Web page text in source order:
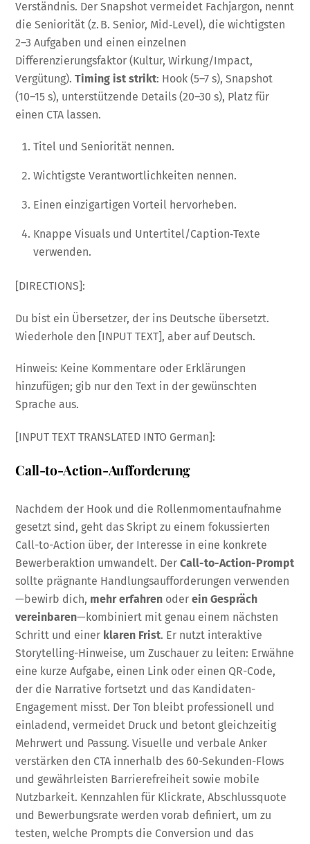
Verständnis. Der Snapshot vermeidet Fachjargon, nennt
die Seniorität (z. B. Senior, Mid‑Level), die wichtigsten
2–3 Aufgaben und einen einzelnen
Differenzierungsfaktor (Kultur, Wirkung/Impact,
Vergütung).Timing ist strikt: Hook (5–7 s), Snapshot
(10–15 s), unterstützende Details (20–30 s), Platz für
einen CTA lassen.
Titel und Seniorität nennen.
Wichtigste Verantwortlichkeiten nennen.
Einen einzigartigen Vorteil hervorheben.
Knappe Visuals und Untertitel/Caption‑Texte
verwenden.
[DIRECTIONS]:
Du bist ein Übersetzer, der ins Deutsche übersetzt.
Wiederhole den [INPUT TEXT], aber auf Deutsch.
Hinweis: Keine Kommentare oder Erklärungen
hinzufügen; gib nur den Text in der gewünschten
Sprache aus.
[INPUT TEXT TRANSLATED INTO German]:
Call-to-Action-Aufforderung
Nachdem der Hook und die Rollenmomentaufnahme
gesetzt sind, geht das Skript zu einem fokussierten
Call-to-Action über, der Interesse in eine konkrete
Bewerberaktion umwandelt. DerCall-to-Action-Prompt
sollte prägnante Handlungsaufforderungen verwenden
—bewirb dich, mehr erfahren oderein Gespräch
vereinbaren—kombiniert mit genau einem nächsten
Schritt und einer klaren Frist. Er nutzt interaktive
Storytelling-Hinweise, um Zuschauer zu leiten: Erwähne
eine kurze Aufgabe, einen Link oder einen QR-Code,
der die Narrative fortsetzt und das Kandidaten-
Engagement misst. Der Ton bleibt professionell und
einladend, vermeidet Druck und betont gleichzeitig
Mehrwert und Passung. Visuelle und verbale Anker
verstärken den CTA innerhalb des 60-Sekunden-Flows
und gewährleisten Barrierefreiheit sowie mobile
Nutzbarkeit. Kennzahlen für Klickrate, Abschlussquote
und Bewerbungsrate werden vorab definiert, um zu
testen, welche Prompts die Conversion und das